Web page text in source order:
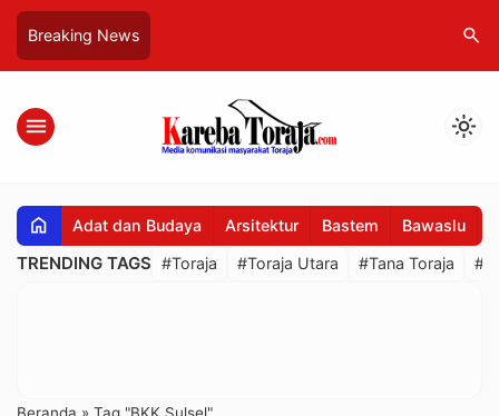
Breaking News search
menu light_mode
home Adat dan Budaya Arsitektur Bastem Bawaslu
TRENDING TAGS #Toraja #Toraja Utara #Tana Toraja